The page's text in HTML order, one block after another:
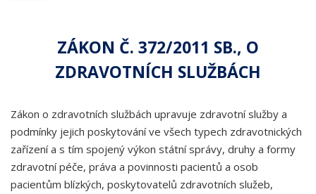
ZÁKON Č. 372/2011 SB., O
ZDRAVOTNÍCH SLUŽBÁCH
Zákon o zdravotních službách upravuje zdravotní služby a
podmínky jejich poskytování ve všech typech zdravotnických
zařízení a s tím spojený výkon státní správy, druhy a formy
zdravotní péče, práva a povinnosti pacientů a osob
pacientům blízkých, poskytovatelů zdravotních služeb,